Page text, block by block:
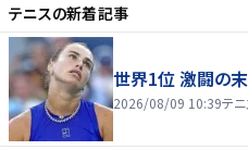
テニスの新着記事
世界1位 激闘の
2026/08/09 10:39テニ